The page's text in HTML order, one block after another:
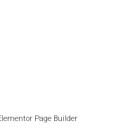
Page Builder